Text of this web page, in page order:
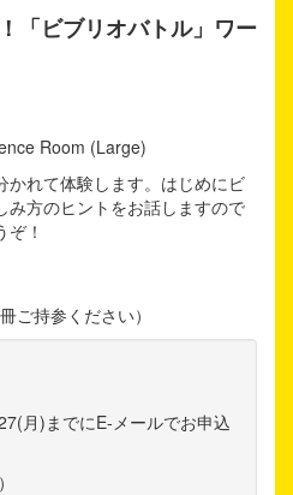
「ビブリオバトル」ワー
Room (Large)
かれて体験します。はじめにビ
み方のヒントをお話しますので
！
ご持参ください）
月)までにE-メールでお申込